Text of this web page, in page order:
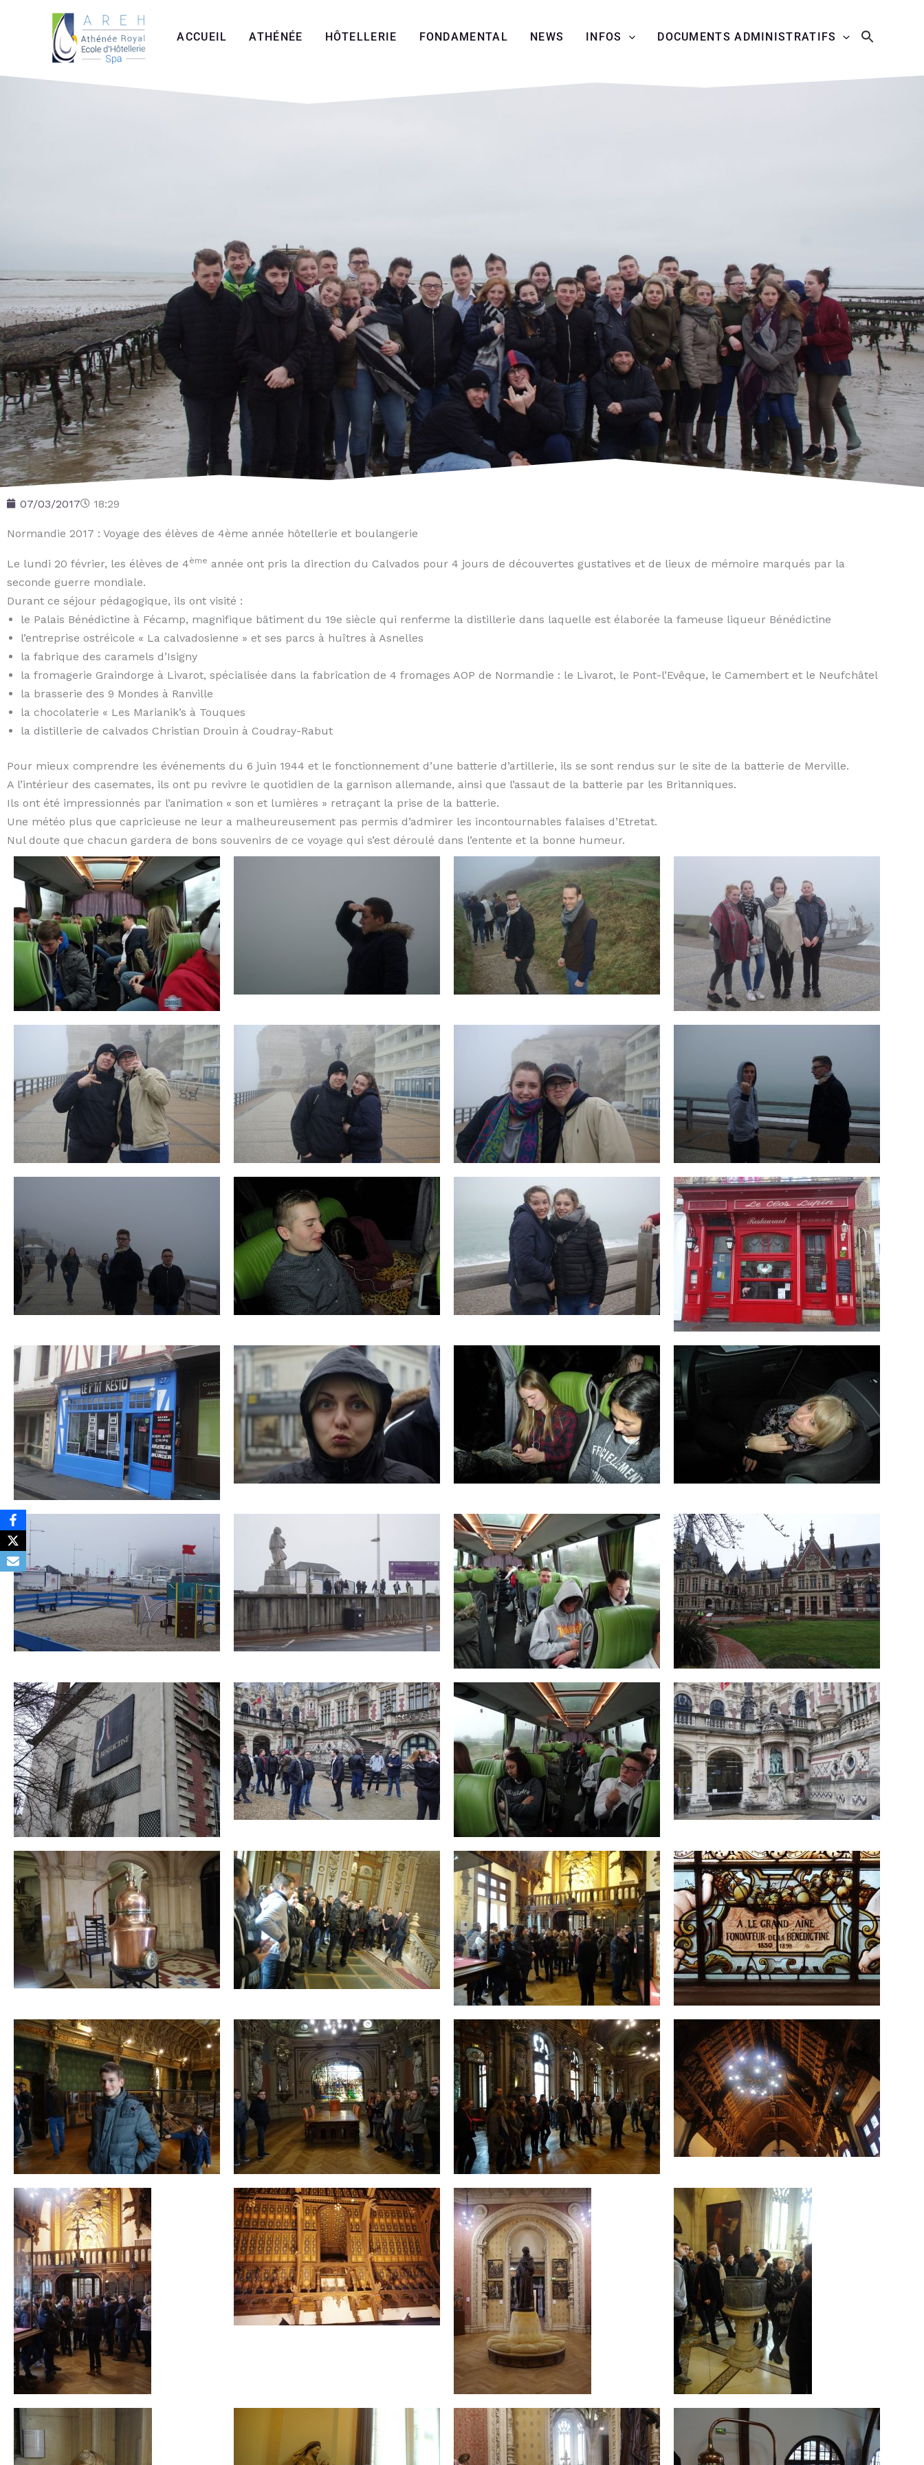
ACCUEIL ATHÉNÉE HÔTELLERIE FONDAMENTAL NEWS INFOS DOCUMENTS ADMINISTRATIFS
07/03/2017 18:29
Normandie 2017 : Voyage des élèves de 4ème année hôtellerie et boulangerie
Le lundi 20 février, les élèves de 4ème année ont pris la direction du Calvados pour 4 jours de découvertes gustatives et de lieux de mémoire marqués par la
seconde guerre mondiale.
Durant ce séjour pédagogique, ils ont visité :
le Palais Bénédictine à Fécamp, magnifique bâtiment du 19e siècle qui renferme la distillerie dans laquelle est élaborée la fameuse liqueur Bénédictine
l’entreprise ostréicole « La calvadosienne » et ses parcs à huîtres à Asnelles
la fabrique des caramels d’Isigny
la fromagerie Graindorge à Livarot, spécialisée dans la fabrication de 4 fromages AOP de Normandie : le Livarot, le Pont-l’Evêque, le Camembert et le Neufchâtel
la brasserie des 9 Mondes à Ranville
la chocolaterie « Les Marianik’s à Touques
la distillerie de calvados Christian Drouin à Coudray-Rabut
Pour mieux comprendre les événements du 6 juin 1944 et le fonctionnement d’une batterie d’artillerie, ils se sont rendus sur le site de la batterie de Merville.
A l’intérieur des casemates, ils ont pu revivre le quotidien de la garnison allemande, ainsi que l’assaut de la batterie par les Britanniques.
Ils ont été impressionnés par l’animation « son et lumières » retraçant la prise de la batterie.
Une météo plus que capricieuse ne leur a malheureusement pas permis d’admirer les incontournables falaises d’Etretat.
Nul doute que chacun gardera de bons souvenirs de ce voyage qui s’est déroulé dans l’entente et la bonne humeur.